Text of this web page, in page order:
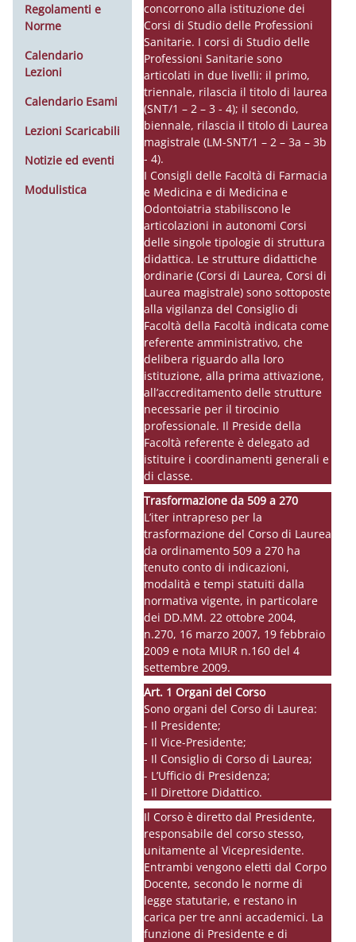
Regolamenti e
Norme
Calendario
Lezioni
Calendario Esami
Lezioni Scaricabili
Notizie ed eventi
Modulistica
concorrono alla istituzione dei
Corsi di Studio delle Professioni
Sanitarie. I corsi di Studio delle
Professioni Sanitarie sono
articolati in due livelli: il primo,
triennale, rilascia il titolo di laurea
(SNT/1 – 2 – 3 - 4); il secondo,
biennale, rilascia il titolo di Laurea
magistrale (LM-SNT/1 – 2 – 3a – 3b
- 4).
I Consigli delle Facoltà di Farmacia
e Medicina e di Medicina e
Odontoiatria stabiliscono le
articolazioni in autonomi Corsi
delle singole tipologie di struttura
didattica. Le strutture didattiche
ordinarie (Corsi di Laurea, Corsi di
Laurea magistrale) sono sottoposte
alla vigilanza del Consiglio di
Facoltà della Facoltà indicata come
referente amministrativo, che
delibera riguardo alla loro
istituzione, alla prima attivazione,
all’accreditamento delle strutture
necessarie per il tirocinio
professionale. Il Preside della
Facoltà referente è delegato ad
istituire i coordinamenti generali e
di classe.
Trasformazione da 509 a 270
L’iter intrapreso per la
trasformazione del Corso di Laurea
da ordinamento 509 a 270 ha
tenuto conto di indicazioni,
modalità e tempi statuiti dalla
normativa vigente, in particolare
dei DD.MM. 22 ottobre 2004,
n.270, 16 marzo 2007, 19 febbraio
2009 e nota MIUR n.160 del 4
settembre 2009.
Art. 1 Organi del Corso
Sono organi del Corso di Laurea:
- Il Presidente;
- Il Vice-Presidente;
- Il Consiglio di Corso di Laurea;
- L’Ufficio di Presidenza;
- Il Direttore Didattico.
Il Corso è diretto dal Presidente,
responsabile del corso stesso,
unitamente al Vicepresidente.
Entrambi vengono eletti dal Corpo
Docente, secondo le norme di
legge statutarie, e restano in
carica per tre anni accademici. La
funzione di Presidente e di